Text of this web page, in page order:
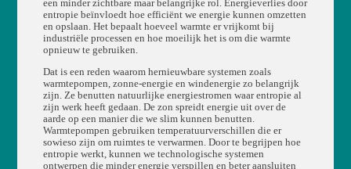
een minder zichtbare maar belangrijke rol. Energieverlies door
entropie beïnvloedt hoe efficiënt we energie kunnen omzetten
en opslaan. Het bepaalt hoeveel warmte er vrijkomt bij
industriële processen en hoe moeilijk het is om die warmte
opnieuw te gebruiken.
Dat is een reden waarom hernieuwbare systemen zoals
warmtepompen, zonne-energie en windenergie zo belangrijk
zijn. Ze benutten natuurlijke energiestromen waar entropie al
zijn werk heeft gedaan. De zon spreidt energie uit over de
aarde op een manier die we slim kunnen benutten.
Warmtepompen gebruiken temperatuurverschillen die er
sowieso zijn om ruimtes te verwarmen. Door te begrijpen hoe
entropie werkt, kunnen we technologische systemen
ontwerpen die minder energie verspillen en beter aansluiten